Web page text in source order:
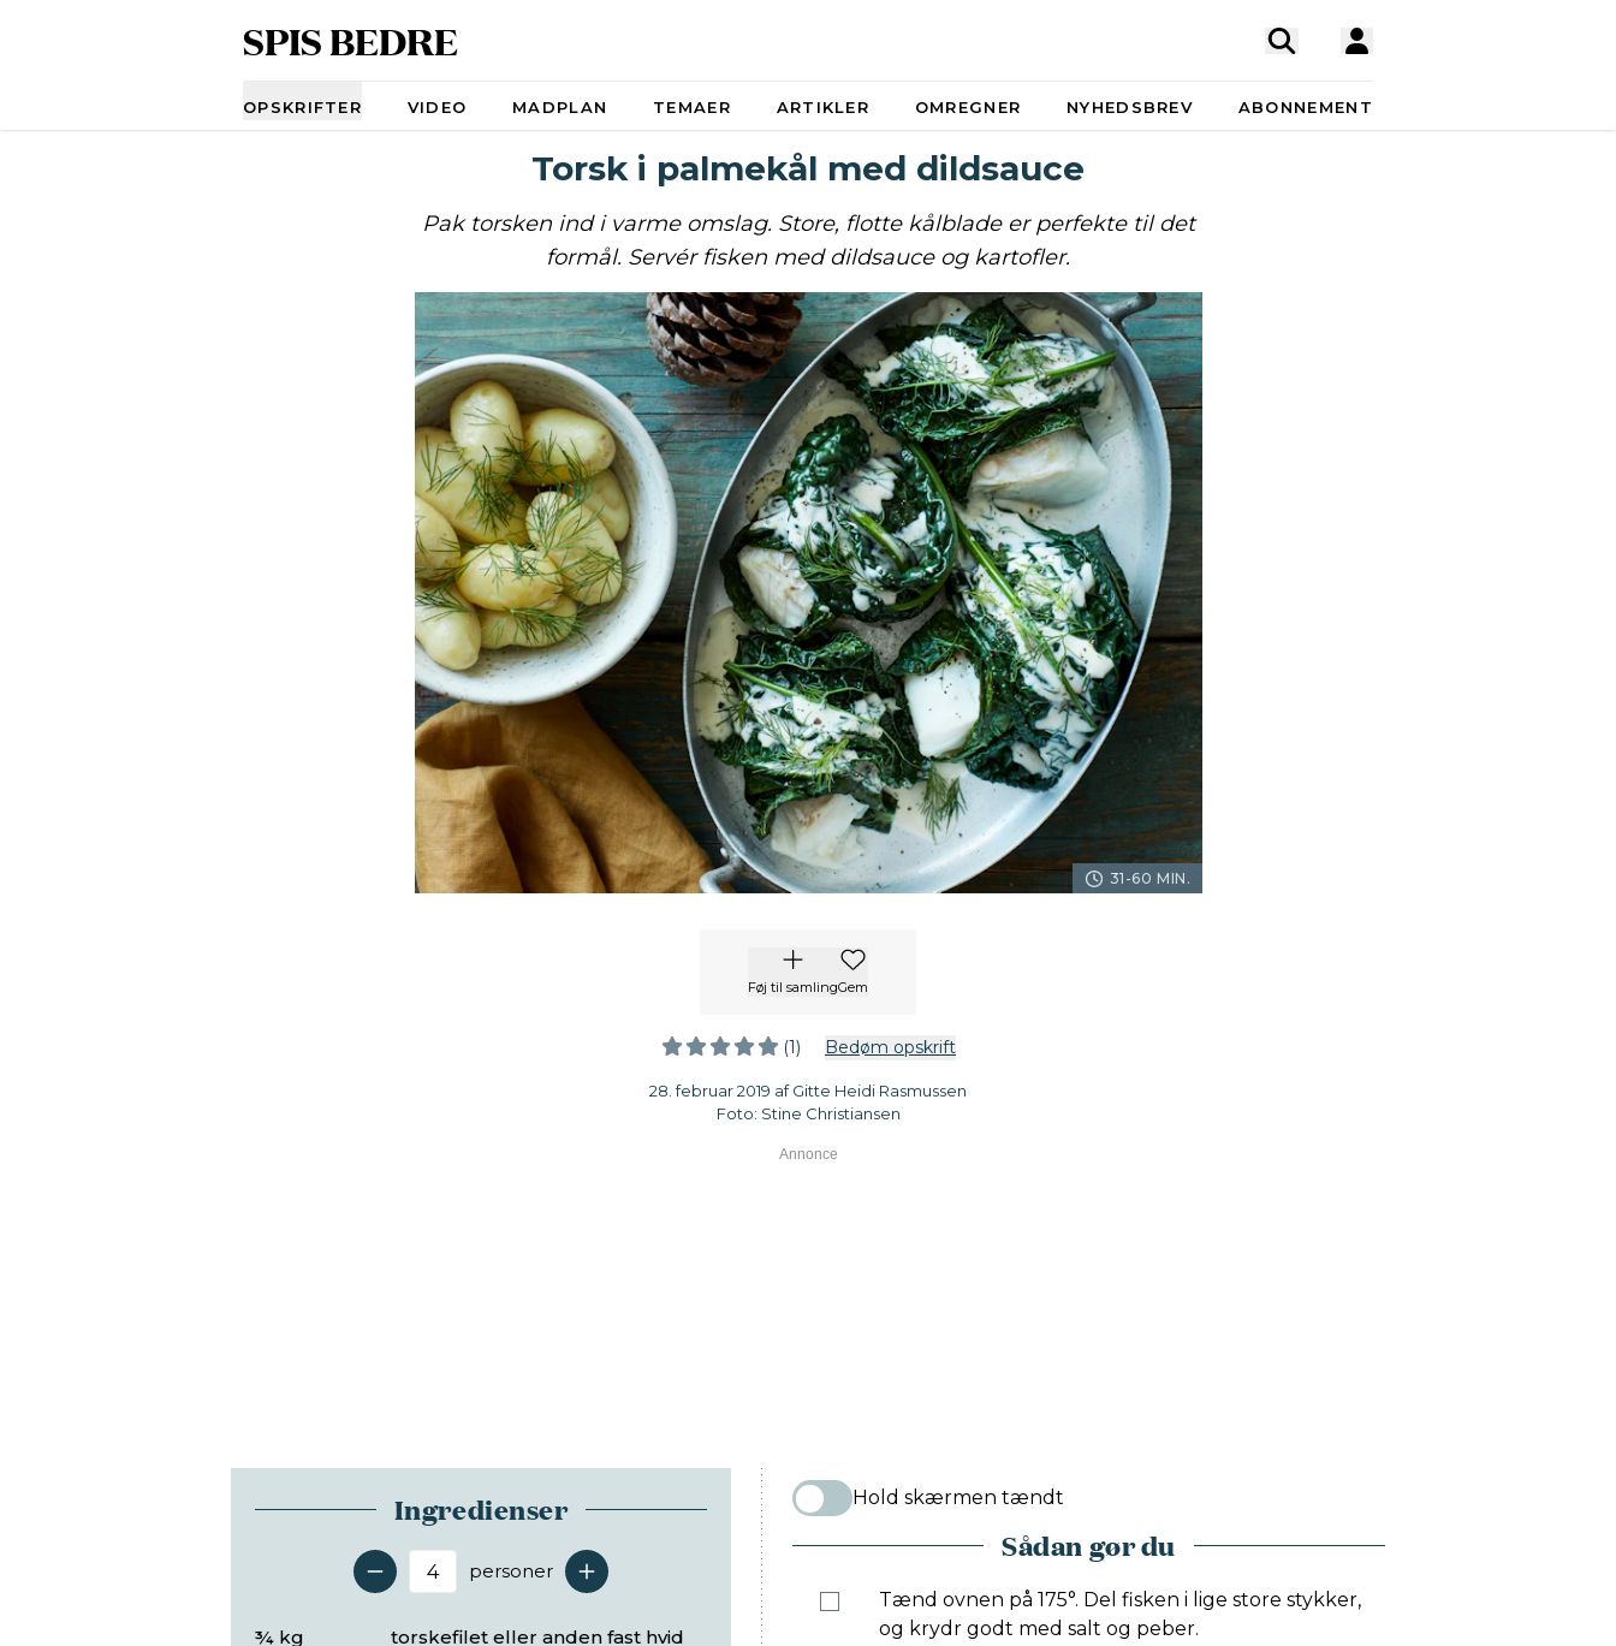
SPIS BEDRE
OPSKRIFTER VIDEO MADPLAN TEMAER ARTIKLER OMREGNER NYHEDSBREV ABONNEMENT
Torsk i palmekål med dildsauce
Pak torsken ind i varme omslag. Store, flotte kålblade er perfekte til det
formål. Servér fisken med dildsauce og kartofler.
31-60 MIN.
Føj til samlingGem
(1) Bedøm opskrift
28. februar 2019 af Gitte Heidi Rasmussen
Foto: Stine Christiansen
Ingredienser
Antal serveringer
personer
torskefilet eller anden fast hvid
¾ kg
Hold skærmen tændt
Sådan gør du
Tænd ovnen på 175°. Del fisken i lige store stykker,
og krydr godt med salt og peber.